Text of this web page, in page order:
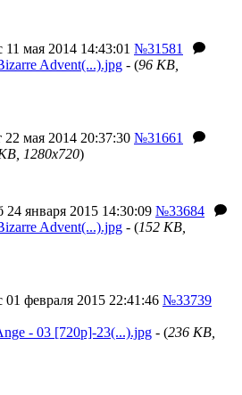
11 мая 2014 14:43:01 №31581
Advent(...).jpg - (96 KB,
22 мая 2014 20:37:30 №31661
1280x720)
24 января 2015 14:30:09 №33684
Advent(...).jpg - (152 KB,
01 февраля 2015 22:41:46 №33739
- 03 [720p]-23(...).jpg - (236 KB,